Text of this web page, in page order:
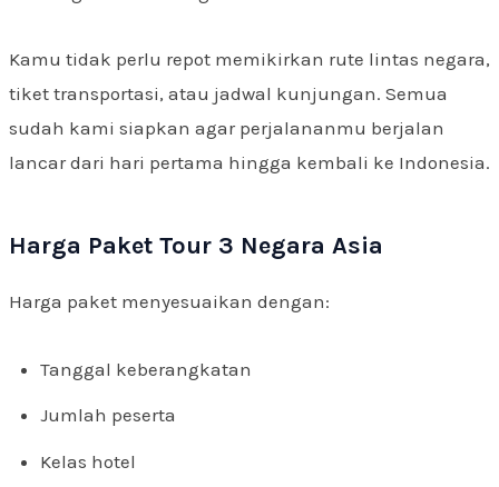
Kamu tidak perlu repot memikirkan rute lintas negara,
tiket transportasi, atau jadwal kunjungan. Semua
sudah kami siapkan agar perjalananmu berjalan
lancar dari hari pertama hingga kembali ke Indonesia.
Harga Paket Tour 3 Negara Asia
Harga paket menyesuaikan dengan:
Tanggal keberangkatan
Jumlah peserta
Kelas hotel